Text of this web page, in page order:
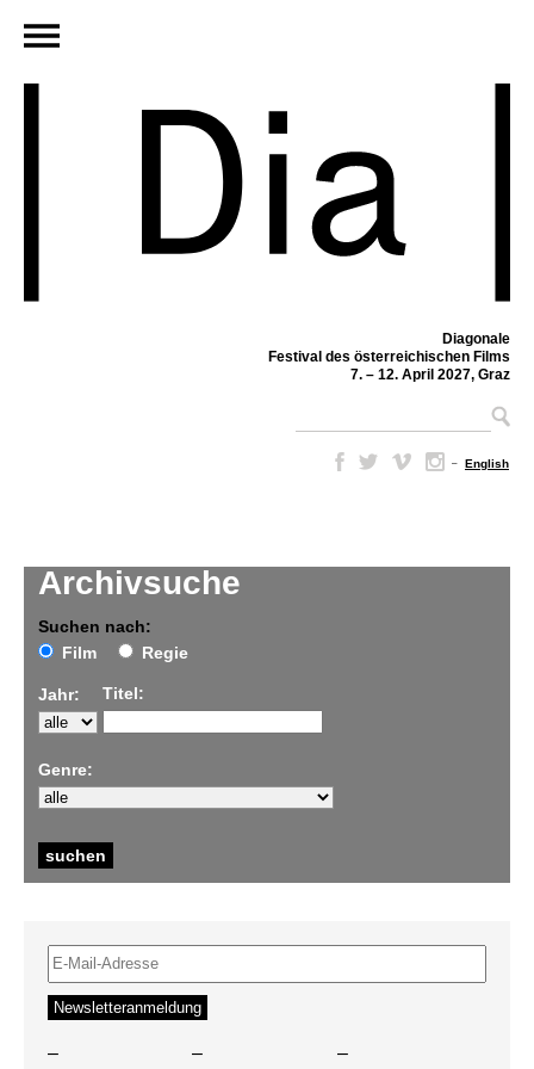
Diagonale
Festival des österreichischen Films
7. – 12. April 2027, Graz
– English
Archivsuche
Suchen nach:
Film
Regie
Jahr: Titel:
Genre:
– – –